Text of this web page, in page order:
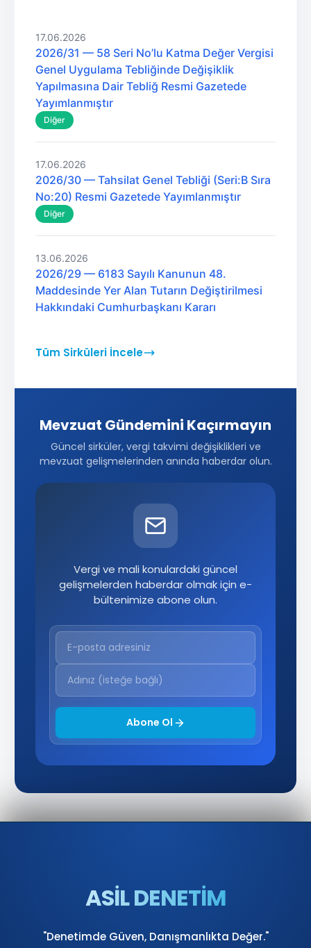
17.06.2026
2026/31 — 58 Seri No’lu Katma Değer Vergisi
Genel Uygulama Tebliğinde Değişiklik
Yapılmasına Dair Tebliğ Resmi Gazetede
Yayımlanmıştır
Diğer
17.06.2026
2026/30 — Tahsilat Genel Tebliği (Seri:B Sıra
No:20) Resmi Gazetede Yayımlanmıştır
Diğer
13.06.2026
2026/29 — 6183 Sayılı Kanunun 48.
Maddesinde Yer Alan Tutarın Değiştirilmesi
Hakkındaki Cumhurbaşkanı Kararı
Tüm Sirküleri İncele
Mevzuat Gündemini Kaçırmayın
Güncel sirküler, vergi takvimi değişiklikleri ve
mevzuat gelişmelerinden anında haberdar olun.
Vergi ve mali konulardaki güncel
gelişmelerden haberdar olmak için e-
bültenimize abone olun.
Abone Ol
ASİL DENETİM
"Denetimde Güven, Danışmanlıkta Değer."